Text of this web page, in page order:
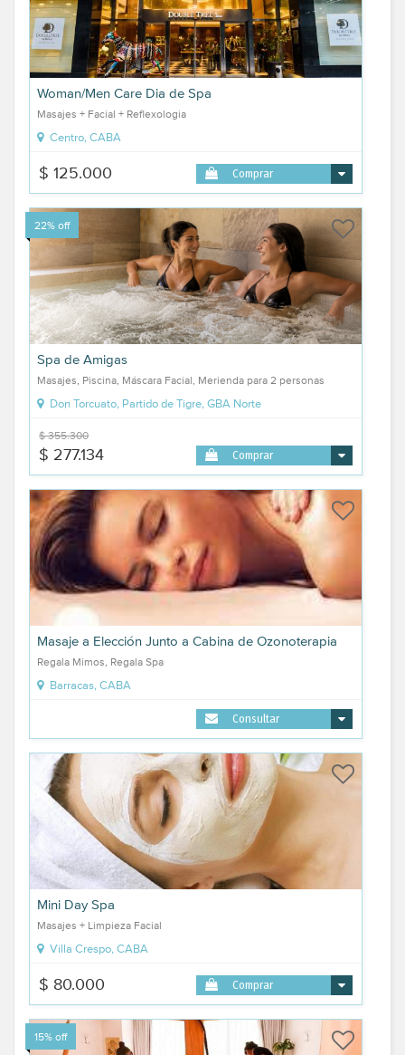
Woman/Men Care Dia de Spa
Masajes + Facial + Reflexologia
Centro, CABA
$ 125.000 Comprar
22% off
Spa de Amigas
Masajes, Piscina, Máscara Facial, Merienda para 2 personas
Don Torcuato, Partido de Tigre, GBA Norte
$ 355.300
$ 277.134 Comprar
Masaje a Elección Junto a Cabina de Ozonoterapia
Regala Mimos, Regala Spa
Barracas, CABA
Consultar
Mini Day Spa
Masajes + Limpieza Facial
Villa Crespo, CABA
$ 80.000 Comprar
15% off